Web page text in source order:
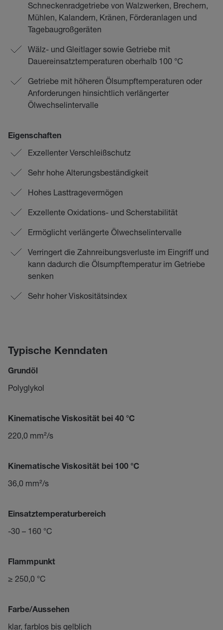
Schneckenradgetriebe von Walzwerken, Brechern,
Mühlen, Kalandern, Kränen, Förderanlagen und
Tagebaugroßgeräten
Wälz- und Gleitlager sowie Getriebe mit
Dauereinsatztemperaturen oberhalb 100 °C
Getriebe mit höheren Ölsumpftemperaturen oder
Anforderungen hinsichtlich verlängerter
Ölwechselintervalle
Eigenschaften
Exzellenter Verschleißschutz
Sehr hohe Alterungsbeständigkeit
Hohes Lasttragevermögen
Exzellente Oxidations- und Scherstabilität
Ermöglicht verlängerte Ölwechselintervalle
Verringert die Zahnreibungsverluste im Eingriff und
kann dadurch die Ölsumpftemperatur im Getriebe
senken
Sehr hoher Viskositätsindex
Typische Kenndaten
Grundöl
Polyglykol
Kinematische Viskosität bei 40 °C
220,0 mm²/s
Kinematische Viskosität bei 100 °C
36,0 mm²/s
Einsatztemperaturbereich
-30 – 160 °C
Flammpunkt
≥ 250,0 °C
Farbe/Aussehen
klar, farblos bis gelblich